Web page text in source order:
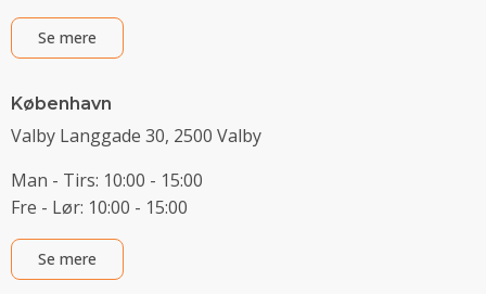
Se mere
København
Valby Langgade 30, 2500 Valby
Man - Tirs: 10:00 - 15:00
Fre - Lør: 10:00 - 15:00
Se mere